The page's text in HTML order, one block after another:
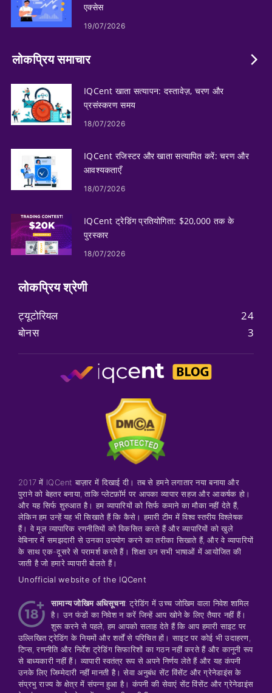
एक्सेस
19/07/2026
लोकप्रिय समाचार
IQCent खाता सत्यापन: दस्तावेज़, चरण और
प्रसंस्करण समय
18/07/2026
IQCent रजिस्टर और खाता सत्यापित करें: चरण और
आवश्यकताएँ
18/07/2026
IQCent ट्रेडिंग प्रतियोगिता: $20,000 तक के
पुरस्कार
18/07/2026
लोकप्रिय श्रेणी
ट्यूटोरियल
24
बोनस
3
2017 में IQCent बाज़ार में दिखाई दी। तब से हमने लगातार नया बनाया और
पुराने को बेहतर बनाया, ताकि प्लेटफ़ॉर्म पर आपका व्यापार सहज और आकर्षक हो।
और यह सिर्फ शुरुआत है। हम व्यापारियों को सिर्फ कमाने का मौका नहीं देते हैं,
लेकिन हम उन्हें यह भी सिखाते हैं कि कैसे। हमारी टीम में विश्व स्तरीय विश्लेषक
हैं। वे मूल व्यापारिक रणनीतियों को विकसित करते हैं और व्यापारियों को खुले
वेबिनार में समझदारी से उनका उपयोग करने का तरीका सिखाते हैं, और वे व्यापारियों
के साथ एक-दूसरे से परामर्श करते हैं। शिक्षा उन सभी भाषाओं में आयोजित की
जाती है जो हमारे व्यापारी बोलते हैं।
Unofficial website of the IQCent
सामान्य जोखिम अधिसूचना: ट्रेडिंग में उच्च जोखिम वाला निवेश शामिल
है। उन फंडों का निवेश न करें जिन्हें आप खोने के लिए तैयार नहीं हैं।
शुरू करने से पहले, हम आपको सलाह देते हैं कि आप हमारी साइट पर
उल्लिखित ट्रेडिंग के नियमों और शर्तों से परिचित हों। साइट पर कोई भी उदाहरण,
टिप्स, रणनीति और निर्देश ट्रेडिंग सिफारिशों का गठन नहीं करते हैं और कानूनी रूप
से बाध्यकारी नहीं हैं। व्यापारी स्वतंत्र रूप से अपने निर्णय लेते हैं और यह कंपनी
उनके लिए जिम्मेदारी नहीं मानती है। सेवा अनुबंध सेंट विंसेंट और ग्रेनेडाइंस के
संप्रभु राज्य के क्षेत्र में संपन्न हुआ है। कंपनी की सेवाएं सेंट विंसेंट और ग्रेनेडाइंस